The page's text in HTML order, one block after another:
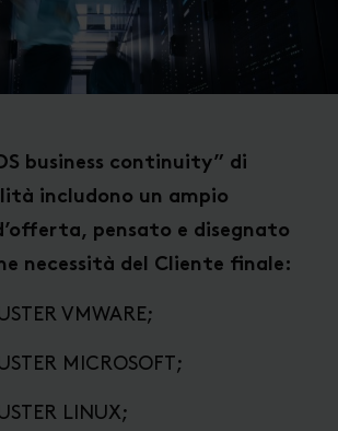
business continuity” di
includono un ampio
pensato e disegnato
necessità del Cliente finale:
VMWARE;
MICROSOFT;
LINUX;